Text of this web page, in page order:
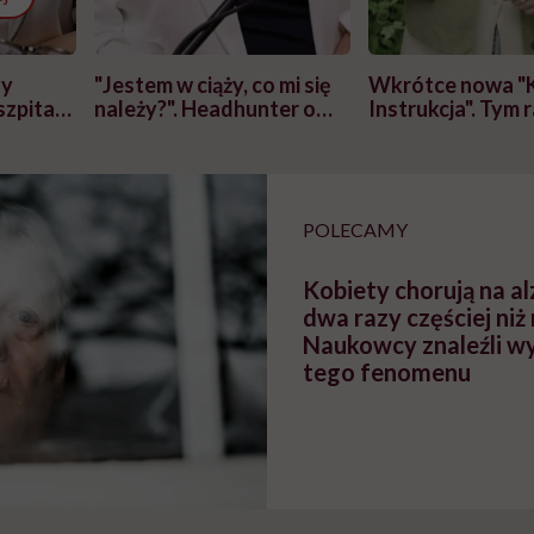
"Jestem w ciąży, co mi się
należy?". Headhunter o
pracy
Wkrótce nowa
Instrukcja". Tym
POLECAMY
Kobiety chorują na
dwa razy częściej niż
Naukowcy znaleźli
tego fenomenu